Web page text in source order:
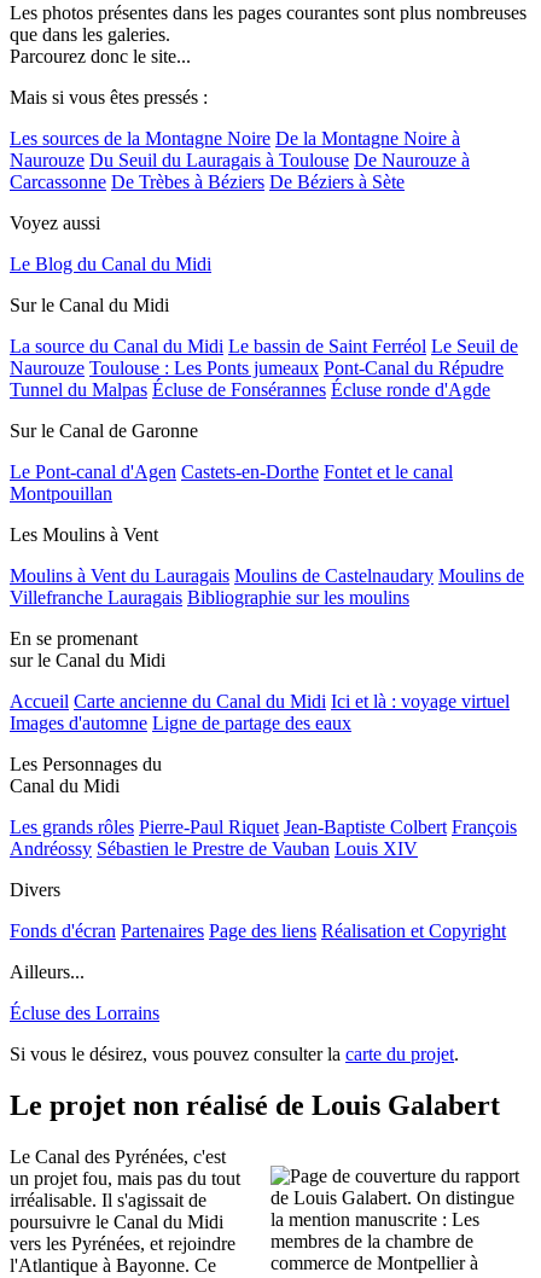
Les photos présentes dans les pages courantes sont plus nombreuses
que dans les galeries.
Parcourez donc le site...
Mais si vous êtes pressés :
Les sources de la Montagne Noire De la Montagne Noire à
Naurouze Du Seuil du Lauragais à Toulouse De Naurouze à
Carcassonne De Trèbes à Béziers De Béziers à Sète
Voyez aussi
Le Blog du Canal du Midi
Sur le Canal du Midi
La source du Canal du Midi Le bassin de Saint Ferréol Le Seuil de
Naurouze Toulouse : Les Ponts jumeaux Pont-Canal du Répudre
Tunnel du Malpas Écluse de Fonsérannes Écluse ronde d'Agde
Sur le Canal de Garonne
Le Pont-canal d'Agen Castets-en-Dorthe Fontet et le canal
Montpouillan
Les Moulins à Vent
Moulins à Vent du Lauragais Moulins de Castelnaudary Moulins de
Villefranche Lauragais Bibliographie sur les moulins
En se promenant
sur le Canal du Midi
Accueil Carte ancienne du Canal du Midi Ici et là : voyage virtuel
Images d'automne Ligne de partage des eaux
Les Personnages du
Canal du Midi
Les grands rôles Pierre-Paul Riquet Jean-Baptiste Colbert François
Andréossy Sébastien le Prestre de Vauban Louis XIV
Divers
Fonds d'écran Partenaires Page des liens Réalisation et Copyright
Ailleurs...
Écluse des Lorrains
Si vous le désirez, vous pouvez consulter la carte du projet.
Le projet non réalisé de Louis Galabert
Le Canal des Pyrénées, c'est
un projet fou, mais pas du tout
irréalisable. Il s'agissait de
poursuivre le Canal du Midi
vers les Pyrénées, et rejoindre
l'Atlantique à Bayonne. Ce